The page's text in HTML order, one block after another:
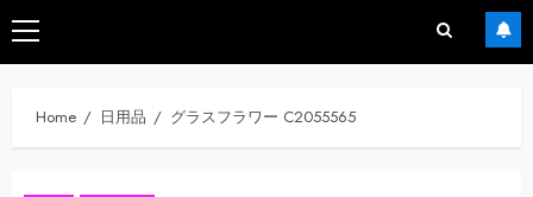
Primary
Menu
Home 日用品 グラスフラワー C2055565